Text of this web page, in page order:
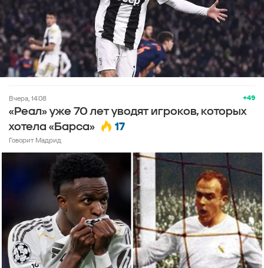
+49
вчера, 14:08
«Реал» уже 70 лет уводят игроков, которых
хотела «Барса»
17
Говорит Мадрид